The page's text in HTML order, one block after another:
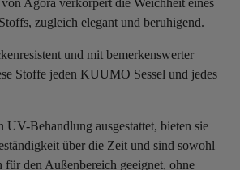
Agora verkörpert die Weichheit eines
zugleich elegant und beruhigend.
und mit bemerkenswerter
Stoffe jeden KUUMO Sessel und jedes
Behandlung ausgestattet, bieten sie
über die Zeit und sind sowohl
für den Außenbereich geeignet, ohne